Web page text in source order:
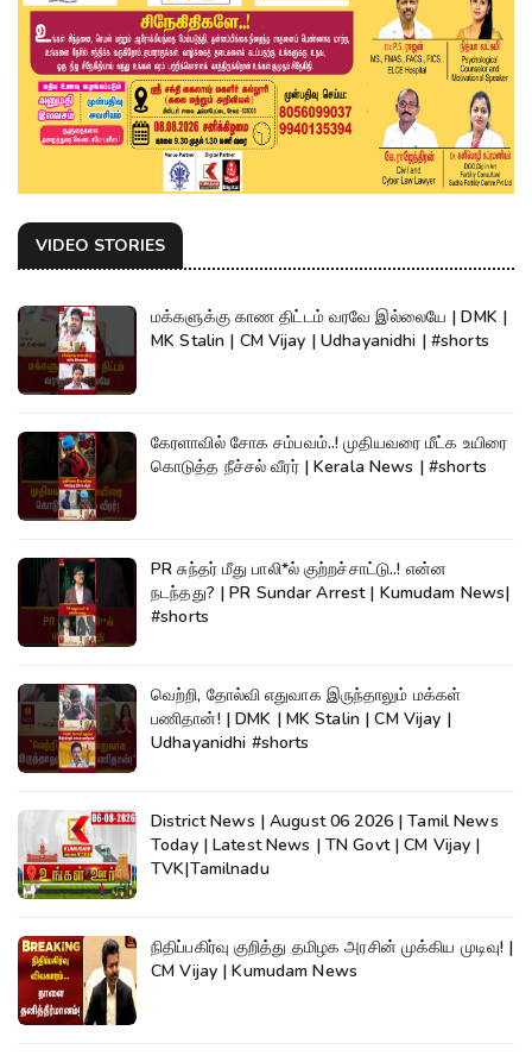
VIDEO STORIES
மக்களுக்கு காண திட்டம் வரவே இல்லையே | DMK |
MK Stalin | CM Vijay | Udhayanidhi | #shorts
கேரளாவில் சோக சம்பவம்..! முதியவரை மீட்க உயிரை
கொடுத்த நீச்சல் வீரர் | Kerala News | #shorts
PR சுந்தர் மீது பாலி*ல் குற்றச்சாட்டு..! என்ன
நடந்தது? | PR Sundar Arrest | Kumudam News|
#shorts
வெற்றி, தோல்வி எதுவாக இருந்தாலும் மக்கள்
பணிதான்! | DMK | MK Stalin | CM Vijay |
Udhayanidhi #shorts
District News | August 06 2026 | Tamil News
Today | Latest News | TN Govt | CM Vijay |
TVK|Tamilnadu
நிதிப்பகிர்வு குறித்து தமிழக அரசின் முக்கிய முடிவு! |
CM Vijay | Kumudam News